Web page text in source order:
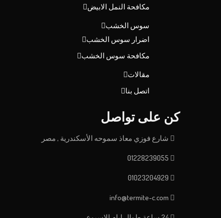
مكافحة النمل الابيض
سوس الخشب
اضرار سوس الخشب
مكافحة سوس الخشب
مقالات
اتصل بنا
كن على تواصل
شارع فوزي معاذ سموحه الأسكندرية , مصر